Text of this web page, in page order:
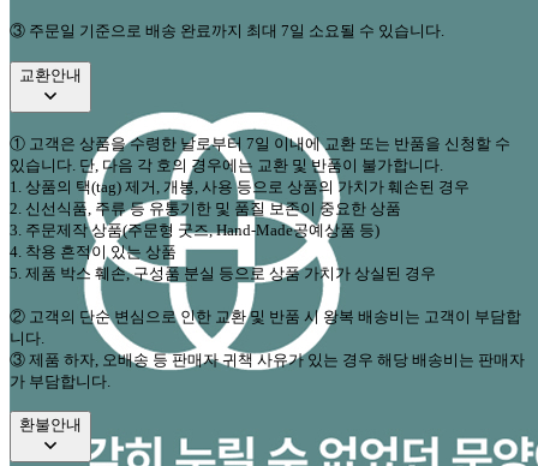
③ 주문일 기준으로 배송 완료까지 최대 7일 소요될 수 있습니다.
교환안내
① 고객은 상품을 수령한 날로부터 7일 이내에 교환 또는 반품을 신청할 수
있습니다 단 다음 각 호의 경우에는 교환 및 반품이 불가합니다
1. 상품의 택(tag) 제거 개봉 사용 등으로 상품의 가치가 훼손된 경우
2. 신선식품 주류 등 유통기한 및 품질 보존이 중요한 상품
3. 주문제작 상품(주문형 굿즈, Hand-Made공예상품 등)
4. 착용 흔적이 있는 상품
5. 제품 박스 훼손,구성품 분실 등으로 상품 가치가 상실된 경우
② 고객의 단순 변심으로 인한 교환 및 반품 시 왕복 배송비는 고객이 부담합
니다
③ 제품 하자 오배송 등 판매자 귀책 사유가 있는 경우 해당 배송비는 판매자
가 부담합니다
환불안내